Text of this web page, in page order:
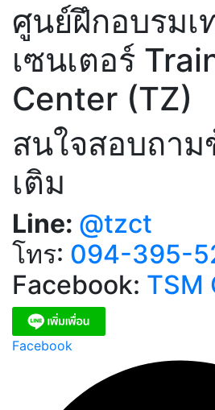
ศูนย์ฝึกอบรมเ
เซนเตอร์
Center (TZ)
สนใจสอบถาม
เติม
Line: @tzct
โทร: 094-395-
Facebook: TSM
Facebook